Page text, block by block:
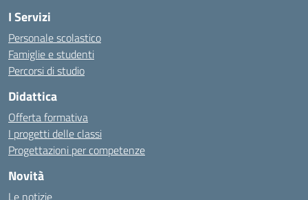
I Servizi
Personale scolastico
Famiglie e studenti
Percorsi di studio
Didattica
Offerta formativa
I progetti delle classi
Progettazioni per competenze
Novità
Le notizie